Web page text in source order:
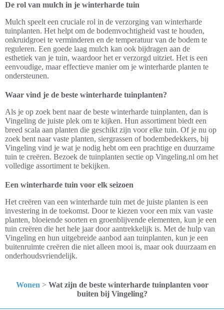
De rol van mulch in je winterharde tuin
Mulch speelt een cruciale rol in de verzorging van winterharde
tuinplanten. Het helpt om de bodemvochtigheid vast te houden,
onkruidgroei te verminderen en de temperatuur van de bodem te
reguleren. Een goede laag mulch kan ook bijdragen aan de
esthetiek van je tuin, waardoor het er verzorgd uitziet. Het is een
eenvoudige, maar effectieve manier om je winterharde planten te
ondersteunen.
Waar vind je de beste winterharde tuinplanten?
Als je op zoek bent naar de beste winterharde tuinplanten, dan is
Vingeling de juiste plek om te kijken. Hun assortiment biedt een
breed scala aan planten die geschikt zijn voor elke tuin. Of je nu op
zoek bent naar vaste planten, siergrassen of bodembedekkers, bij
Vingeling vind je wat je nodig hebt om een prachtige en duurzame
tuin te creëren. Bezoek de tuinplanten sectie op Vingeling.nl om het
volledige assortiment te bekijken.
Een winterharde tuin voor elk seizoen
Het creëren van een winterharde tuin met de juiste planten is een
investering in de toekomst. Door te kiezen voor een mix van vaste
planten, bloeiende soorten en groenblijvende elementen, kun je een
tuin creëren die het hele jaar door aantrekkelijk is. Met de hulp van
Vingeling en hun uitgebreide aanbod aan tuinplanten, kun je een
buitenruimte creëren die niet alleen mooi is, maar ook duurzaam en
onderhoudsvriendelijk.
Wonen > Wat zijn de beste winterharde tuinplanten voor
buiten bij Vingeling?